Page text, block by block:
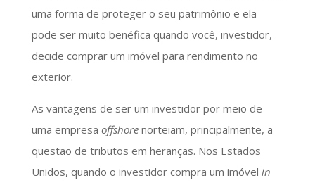
uma forma de proteger o seu patrimônio e ela
pode ser muito benéfica quando você, investidor,
decide comprar um imóvel para rendimento no
exterior.
As vantagens de ser um investidor por meio de
uma empresa offshorenorteiam, principalmente, a
questão de tributos em heranças. Nos Estados
Unidos, quando o investidor compra um imóvel in